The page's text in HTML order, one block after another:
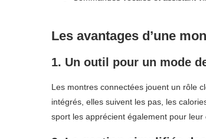
Les avantages d’une
1. Un outil pour un mode
Les montres connectées jouent un rôle
intégrés, elles suivent les pas, les
sport les apprécient également pour